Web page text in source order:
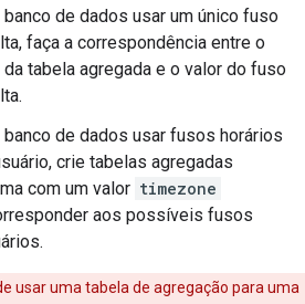
de dados usar um único fuso
faça a correspondência entre o
da tabela agregada e o valor do fuso
banco de dados usar fusos horários
crie tabelas agregadas
com um valor timezone
aos possíveis fusos
usar uma tabela de agregação para uma